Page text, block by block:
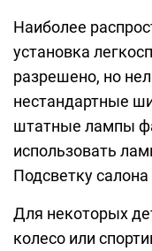
Наиболее
установка
разрешено, но
нестандартные
штатные лампы
использовать
Подсветку
Для некоторых
колесо или